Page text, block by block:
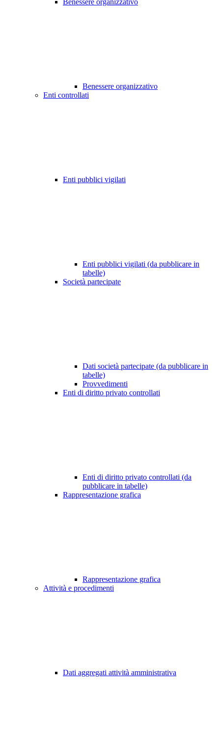
Benessere organizzativo
Benessere organizzativo
Enti controllati
Enti pubblici vigilati
Enti pubblici vigilati (da pubblicare in
tabelle)
Società partecipate
Dati società partecipate (da pubblicare in
tabelle)
Provvedimenti
Enti di diritto privato controllati
Enti di diritto privato controllati (da
pubblicare in tabelle)
Rappresentazione grafica
Rappresentazione grafica
Attività e procedimenti
Dati aggregati attività amministrativa